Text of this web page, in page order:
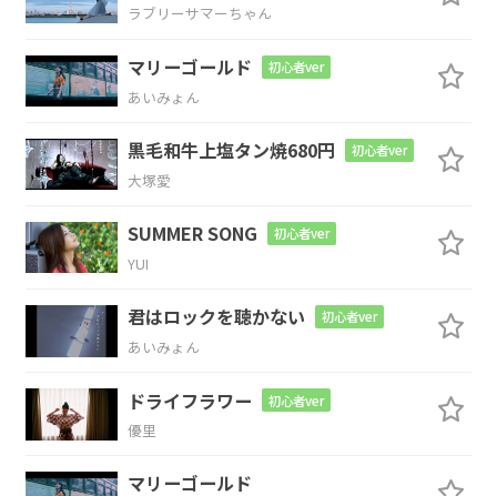
C
君の
B7
着信に 開く 封筒は
F
踊り
G
叱る
G
が
B7 Am Gm
F
謝 り方
ラブリーサマーちゃん
マリーゴールド 初心者ver
あいみょん
黒毛和牛上塩タン焼680円 初心者ver
大塚愛
SUMMER SONG 初心者ver
YUI
君はロックを聴かない 初心者ver
あいみょん
ドライフラワー 初心者ver
優里
マリーゴールド